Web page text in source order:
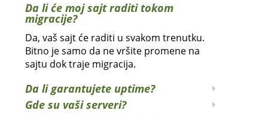
Da li će moj sajt raditi tokom
migracije?
Da, vaš sajt će raditi u svakom trenutku.
Bitno je samo da ne vršite promene na
sajtu dok traje migracija.
Da li garantujete uptime?
Gde su vaši serveri?